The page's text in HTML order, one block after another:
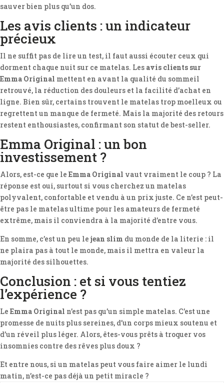
sauver bien plus qu’un dos.
Les avis clients : un indicateur
précieux
Il ne suffit pas de lire un test, il faut aussi écouter ceux qui
dorment chaque nuit sur ce matelas. Les avis clients sur
Emma Original mettent en avant la qualité du sommeil
retrouvé, la réduction des douleurs et la facilité d’achat en
ligne. Bien sûr, certains trouvent le matelas trop moelleux ou
regrettent un manque de fermeté. Mais la majorité des retours
restent enthousiastes, confirmant son statut de best-seller.
Emma Original : un bon
investissement ?
Alors, est-ce que le Emma Original vaut vraiment le coup ? La
réponse est oui, surtout si vous cherchez un matelas
polyvalent, confortable et vendu à un prix juste. Ce n’est peut-
être pas le matelas ultime pour les amateurs de fermeté
extrême, mais il conviendra à la majorité d’entre vous.
En somme, c’est un peu le jean slim du monde de la literie : il
ne plaira pas à tout le monde, mais il mettra en valeur la
majorité des silhouettes.
Conclusion : et si vous tentiez
l’expérience ?
Le Emma Original n’est pas qu’un simple matelas. C’est une
promesse de nuits plus sereines, d’un corps mieux soutenu et
d’un réveil plus léger. Alors, êtes-vous prêts à troquer vos
insomnies contre des rêves plus doux ?
Et entre nous, si un matelas peut vous faire aimer le lundi
matin, n’est-ce pas déjà un petit miracle ?